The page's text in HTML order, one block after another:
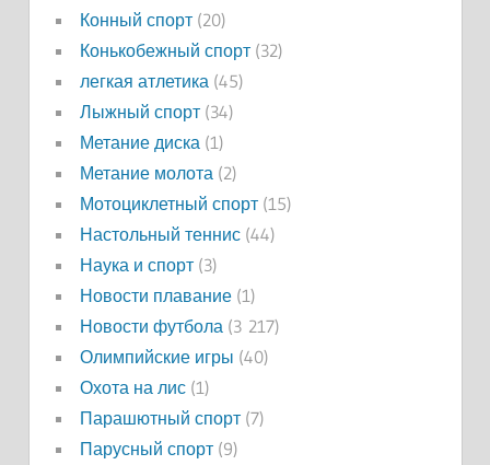
Конный спорт(20)
Конькобежный спорт(32)
легкая атлетика(45)
Лыжный спорт(34)
Метание диска(1)
Метание молота(2)
Мотоциклетный спорт(15)
Настольный теннис(44)
Наука и спорт(3)
Новости плавание(1)
Новости футбола(3 217)
Олимпийские игры (40)
Охота на лис(1)
Парашютный спорт(7)
Парусный спорт(9)